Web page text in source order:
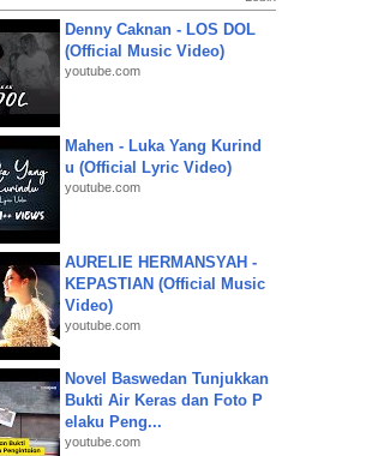
Denny Caknan - LOS DOL
(Official Music Video)
youtube.com
Mahen - Luka Yang Kurind
u (Official Lyric Video)
youtube.com
AURELIE HERMANSYAH -
KEPASTIAN (Official Music
Video)
youtube.com
Novel Baswedan Tunjukkan
Bukti Air Keras dan Foto P
elaku Peng...
youtube.com